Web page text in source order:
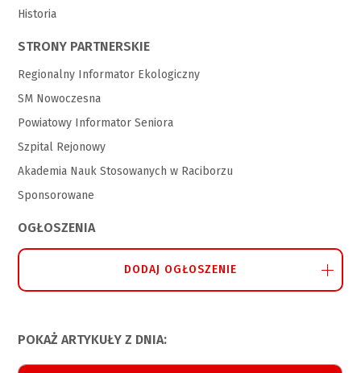
Historia
STRONY PARTNERSKIE
Regionalny Informator Ekologiczny
SM Nowoczesna
Powiatowy Informator Seniora
Szpital Rejonowy
Akademia Nauk Stosowanych w Raciborzu
Sponsorowane
OGŁOSZENIA
DODAJ OGŁOSZENIE
POKAŻ ARTYKUŁY Z DNIA: